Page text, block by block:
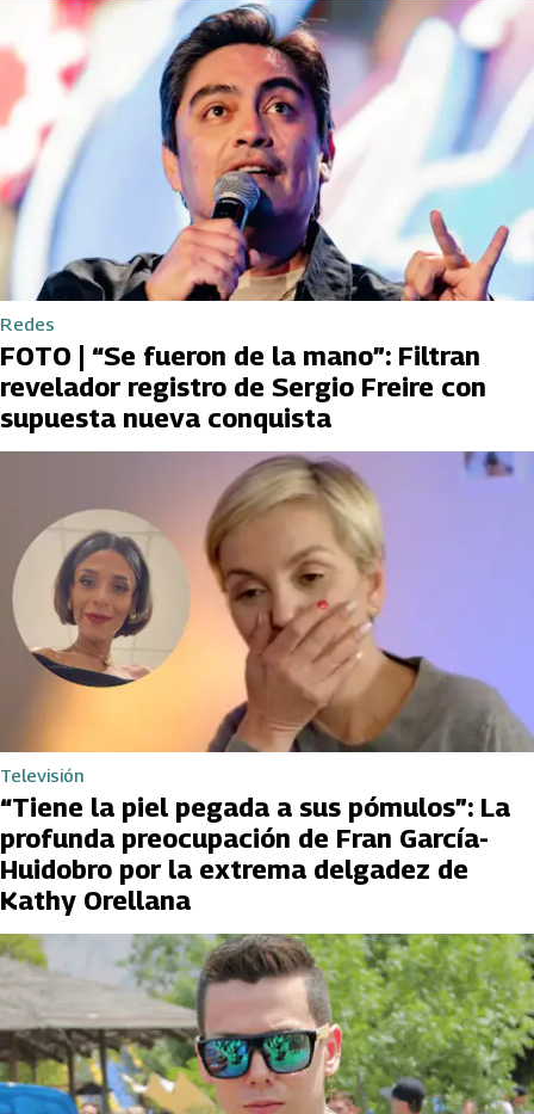
Redes
FOTO | “Se fueron de la mano”: Filtran
revelador registro de Sergio Freire con
supuesta nueva conquista
Televisión
“Tiene la piel pegada a sus pómulos”: La
profunda preocupación de Fran García-
Huidobro por la extrema delgadez de
Kathy Orellana